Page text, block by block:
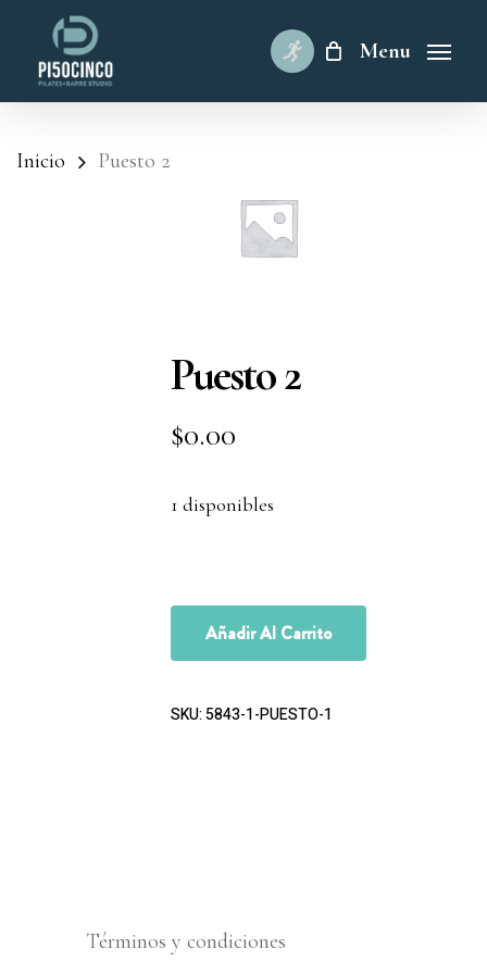
content
Menu
Inicio Puesto 2
Puesto 2
$0.00
1 disponibles
Añadir Al Carrito
SKU:5843-1-PUESTO-1
Términos y condiciones